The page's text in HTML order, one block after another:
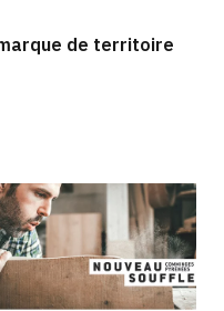
de territoire